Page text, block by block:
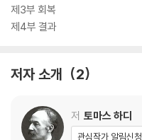
제3부 회복
제4부 결과
저자 소개 2
저 토마스 하디
관심작가 알림신청